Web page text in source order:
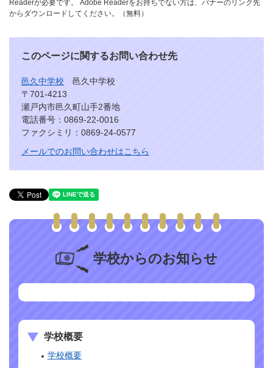
Readerが必要です。
Adobe Readerをお持ちでない方は、バナーのリンク先
からダウンロードしてください。（無料）
このページに関するお問い合わせ先
邑久中学校
邑久中学校
〒701-4213
瀬戸内市邑久町山手2番地
電話番号：0869-22-0016
ファクシミリ：0869-24-0577
メールでのお問い合わせはこちら
学校からのお知らせ
学校概要
学校概要